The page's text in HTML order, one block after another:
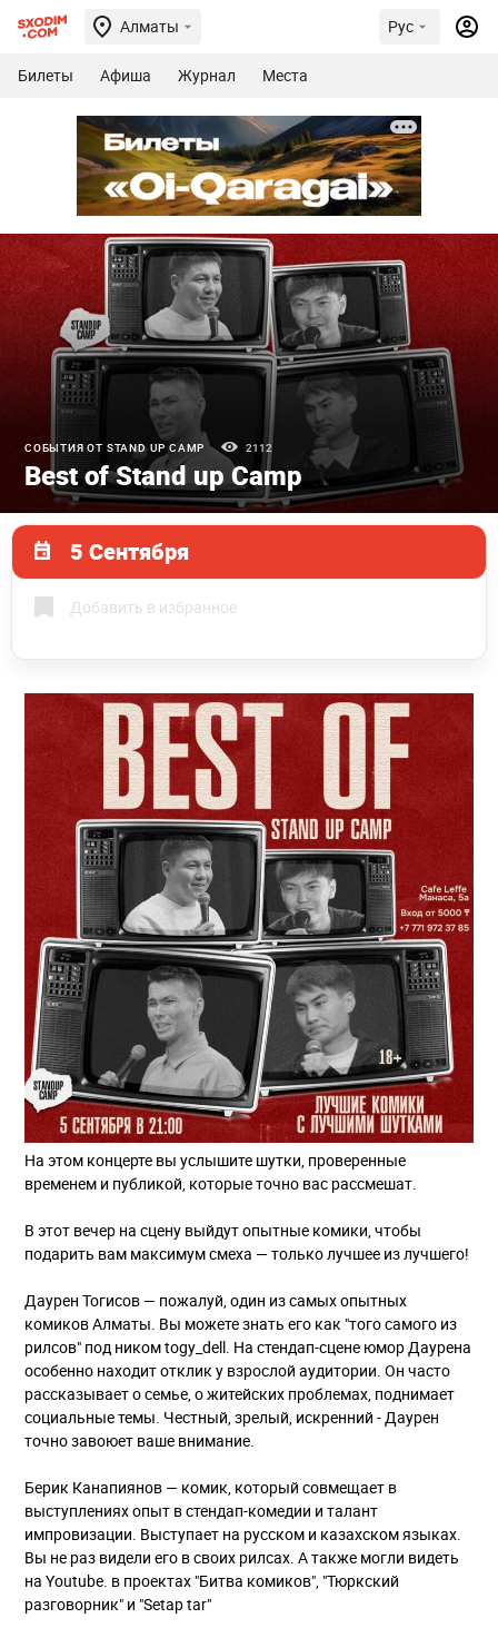
Алматы Рус
Билеты Афиша Журнал Места
СОБЫТИЯ ОТ STAND UP CAMP 2112
Best of Stand up Camp
5 Сентября
Добавить в избранное
На этом концерте вы услышите шутки, проверенные
временем и публикой, которые точно вас рассмешат.
В этот вечер на сцену выйдут опытные комики, чтобы
подарить вам максимум смеха — только лучшее из лучшего!
Даурен Тогисов — пожалуй, один из самых опытных
комиков Алматы. Вы можете знать его как "того самого из
рилсов" под ником togy_dell. На стендап-сцене юмор Даурена
особенно находит отклик у взрослой аудитории. Он часто
рассказывает о семье, о житейских проблемах, поднимает
социальные темы. Честный, зрелый, искренний - Даурен
точно завоюет ваше внимание.
Берик Канапиянов — комик, который совмещает в
выступлениях опыт в стендап-комедии и талант
импровизации. Выступает на русском и казахском языках.
Вы не раз видели его в своих рилсах. А также могли видеть
на Youtube. в проектах "Битва комиков", "Тюркский
разговорник" и "Setap tar"